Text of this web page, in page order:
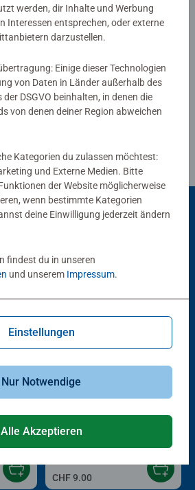
eine Bewertung
mögen auch
Irgendwo in der Ferne
CHF 9.00
werden, dir Inhalte und Werbung
Interessen entsprechen, oder externe
darzustellen.
Einige dieser Technologien
von Daten in Länder außerhalb des
DSGVO beinhalten, in denen die
von denen deiner Region abweichen
Kategorien du zulassen möchtest:
und Externe Medien. Bitte
der Website möglicherweise
wenn bestimmte Kategorien
deine Einwilligung jederzeit ändern
findest du in unseren
und unserem Impressum.
Einstellungen
Nur Notwendige
Alle Akzeptieren